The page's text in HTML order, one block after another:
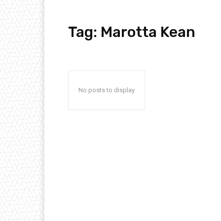
Tag: Marotta Kean
No posts to display